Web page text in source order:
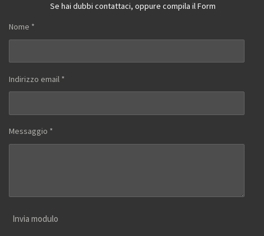
Se hai dubbi contattaci, oppure compila il Form
Nome *
Indirizzo email *
Messaggio *
Invia modulo